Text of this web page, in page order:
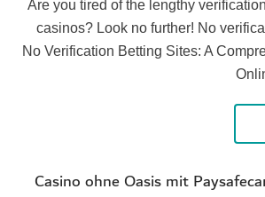
Are you tired of the lengthy
casinos? Look no further! No
No Verification Betting Sites: A
Casino ohne Oasis mit